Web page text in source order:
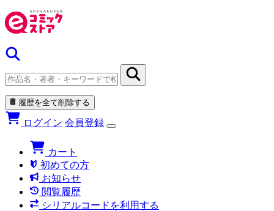
履歴を全て削除する
ログイン 会員登録
カート
初めての方
お知らせ
閲覧履歴
シリアルコードを利用する